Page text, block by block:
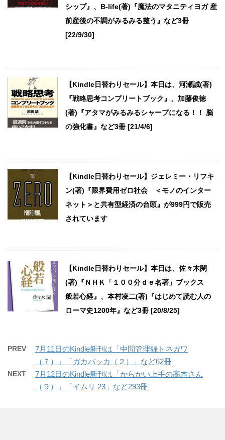
シップ』、B-life(著)『魔法のマタニティヨガ 産
前産後の不調がみるみる整う』など3冊
[22/9/30]
【Kindle日替わりセール】本日は、河瀬誠(著)
『戦略思考コンプリートブック』、加藤俊徳
(著)『アタマがみるみるシャープになる！！ 脳
の強化書』など3冊 [21/4/6]
【Kindle日替わりセール】ジェレミー・リフキ
ン(著)『限界費用ゼロ社会 ＜モノのインター
ネット＞と共有型経済の台頭』が999円で販売
されています
【Kindle日替わりセール】本日は、佐々木閑
(著)『ＮＨＫ「１００分ｄｅ名著」ブックス
般若心経』、本村凌二(著)『はじめて読む人の
ローマ史1200年』など3冊 [20/8/25]
PREV
7月11日のKindle新刊は「中間管理録トネガワ
（７）」「ガカバッカ（２）」など62冊
NEXT
7月12日のKindle新刊は「からかい上手の高木さん
（９）」「イムリ 23」など293冊